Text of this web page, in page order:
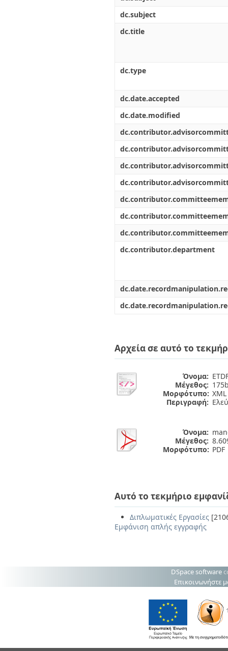
dc.subject
dc.title
dc.type
dc.date.accepted
dc.date.modified
dc.contributor.department
Αρχεία σε αυτό το
Όνομα:
Μέγεθος:
Μορφότυπο: XML
Περιγραφή:
Όνομα:
Μέγεθος:
Μορφότυπο: PDF
Αυτό το τεκμήριο
Διπλωματικές Εργασίες
Εμφάνιση απλής εγγραφής
DSpace software
Επικοινωνήστε